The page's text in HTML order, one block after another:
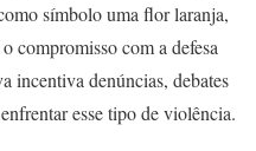
símbolo uma flor laranja,
compromisso com a defesa
incentiva denúncias, debates
esse tipo de violência.